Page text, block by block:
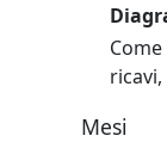
Mesi